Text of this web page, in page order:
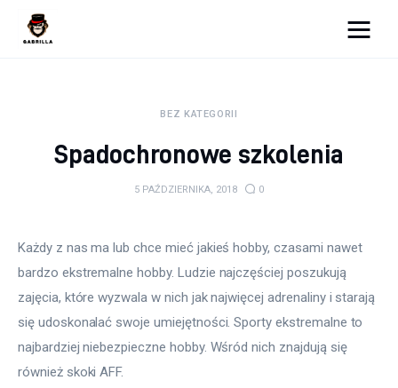
Kunchnia i kulinaria
Uroda
Więcej
BEZ KATEGORII
Spadochronowe szkolenia
5 PAŹDZIERNIKA, 2018 0
Każdy z nas ma lub chce mieć jakieś hobby, czasami nawet
bardzo ekstremalne hobby. Ludzie najczęściej poszukują
zajęcia, które wyzwala w nich jak najwięcej adrenaliny i starają
się udoskonalać swoje umiejętności. Sporty ekstremalne to
najbardziej niebezpieczne hobby. Wśród nich znajdują się
również skoki AFF.